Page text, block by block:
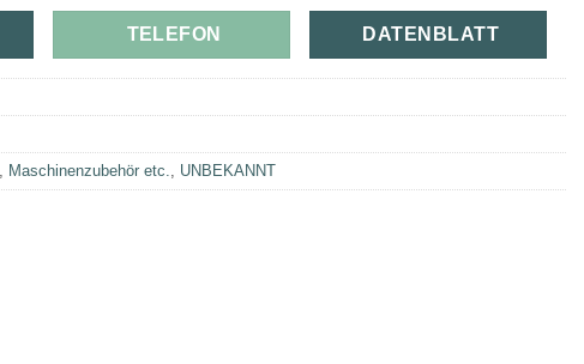
TELEFON DATENBLATT
Maschinenzubehör etc. UNBEKANNT